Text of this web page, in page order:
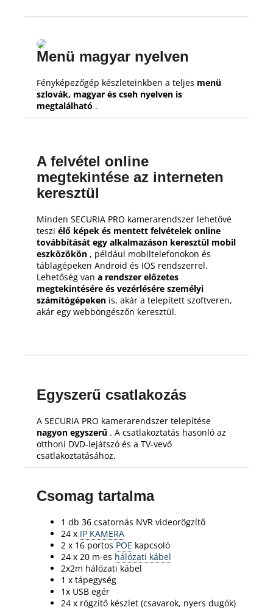
Menü magyar nyelven
Fényképezőgép készleteinkben a teljes menü
szlovák, magyar és cseh nyelven is
megtalálható .
A felvétel online
megtekintése az interneten
keresztül
Minden SECURIA PRO kamerarendszer lehetővé
teszi élő képek és mentett felvételek online
továbbítását egy alkalmazáson keresztül mobil
eszközökön , például mobiltelefonokon és
táblagépeken Android és IOS rendszerrel.
Lehetőség van a rendszer előzetes
megtekintésére és vezérlésére személyi
számítógépeken is, akár a telepített szoftveren,
akár egy webböngészőn keresztül.
Egyszerű csatlakozás
A SECURIA PRO kamerarendszer telepítése
nagyon egyszerű . A csatlakoztatás hasonló az
otthoni DVD-lejátszó és a TV-vevő
csatlakoztatásához.
Csomag tartalma
1 db 36 csatornás NVR videorögzítő
24 x IP KAMERA
2 x 16 portos POE kapcsoló
24 x 20 m-es hálózati kábel
2x2m hálózati kábel
1 x tápegység
1x USB egér
24 x rögzítő készlet (csavarok, nyers dugók)